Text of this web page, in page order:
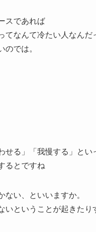
スであれば
なんて冷たい人なんだ
では。
せる」「我慢する」とい
るとですね
い、といいますか。
ということが起きたり